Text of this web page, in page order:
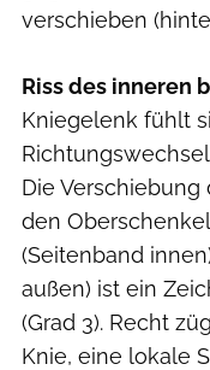
verschieben
Riss des inneren
Kniegelenk fühlt
Die
den
(Seitenband
außen) ist ein
(Grad 3). Recht
Knie, eine lokale